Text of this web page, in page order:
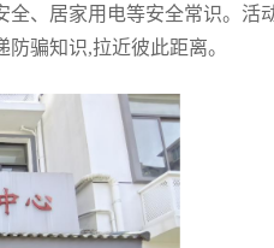
、居家用电等安全常识。活
骗知识,拉近彼此距离。